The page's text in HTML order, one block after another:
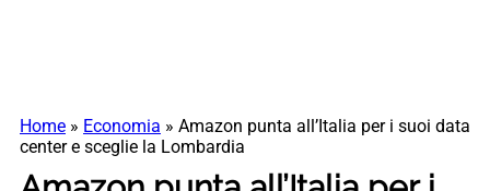
Home » Economia » Amazon punta all’Italia per i suoi data
center e sceglie la Lombardia